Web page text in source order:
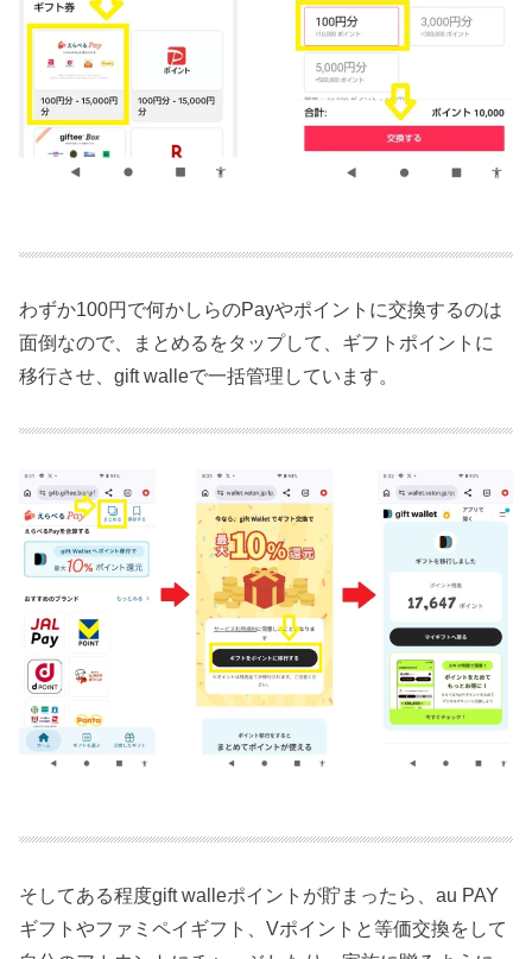
わずか100円で何かしらのPayやポイントに交換するのは
面倒なので、まとめるをタップして、ギフトポイントに
移行させ、gift walleで一括管理しています。
そしてある程度gift walleポイントが貯まったら、au PAY
ギフトやファミペイギフト、Vポイントと等価交換をして